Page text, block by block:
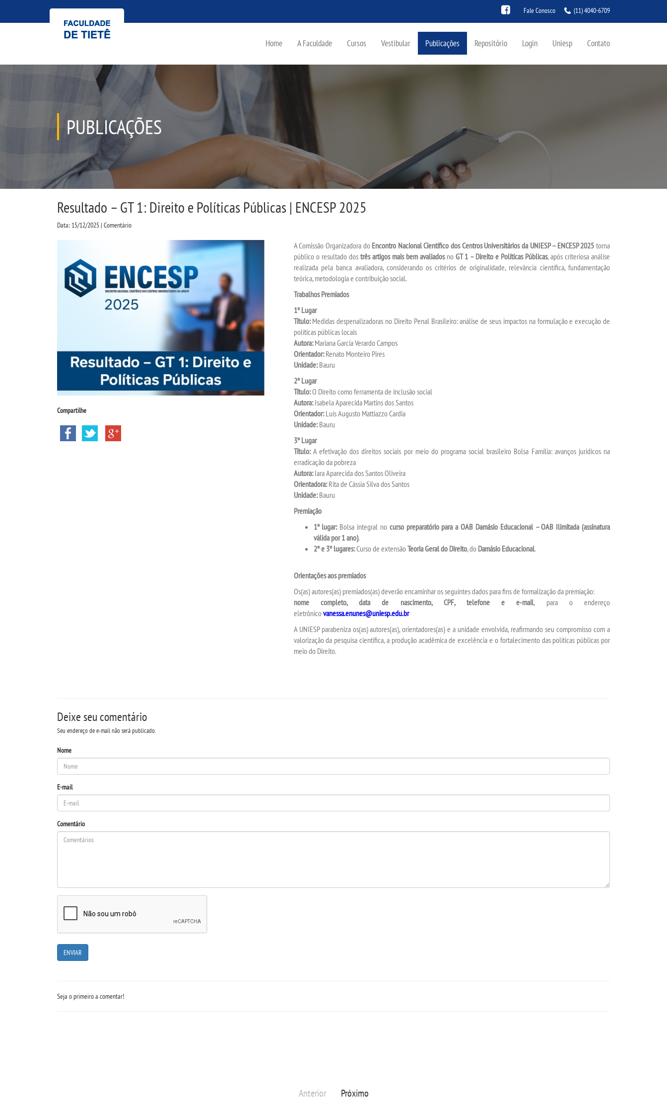
Fale Conosco (11) 4040-6709
Home A Faculdade Cursos Vestibular Publicações Repositório Login Uniesp Contato
PUBLICAÇÕES
Resultado – GT 1: Direito e Políticas Públicas | ENCESP 2025
Data: 15/12/2025 | Comentário
Compartilhe
A Comissão Organizadora do Encontro Nacional Científico dos Centros Universitários da UNIESP – ENCESP 2025 torna
público o resultado dos três artigos mais bem avaliadosno GT 1 – Direito e Políticas Públicas, após criteriosa análise
realizada pela banca avaliadora, considerando os critérios de originalidade, relevância científica, fundamentação
teórica, metodologia e contribuição social.
Trabalhos Premiados
1º Lugar
Título: Medidas despenalizadoras no Direito Penal Brasileiro: análise de seus impactos na formulação e execução de
políticas públicas locais
Autora:Mariana Garcia Verardo Campos
Orientador:Renato Monteiro Pires
Unidade:Bauru
2º Lugar
Título:O Direito como ferramenta de inclusão social
Autora:Isabela Aparecida Martins dos Santos
Orientador:Luís Augusto Mattiazzo Cardia
Unidade:Bauru
3º Lugar
Título: A efetivação dos direitos sociais por meio do programa social brasileiro Bolsa Família: avanços jurídicos na
erradicação da pobreza
Autora:Iara Aparecida dos Santos Oliveira
Orientadora:Rita de Cássia Silva dos Santos
Unidade:Bauru
Premiação
1º lugar:Bolsa integral no curso preparatório para a OAB Damásio Educacional – OAB Ilimitada (assinatura
válida por 1 ano).
2º e 3º lugares:Curso de extensãoTeoria Geral do Direito, do Damásio Educacional.
Orientações aos premiados
Os(as) autores(as) premiados(as) deverão encaminhar os seguintes dados para fins de formalização da premiação:
nome completo, data de nascimento, CPF, telefone e e-mail, para o endereço
eletrônicovanessa.enunes@uniesp.edu.br
A UNIESP parabeniza os(as) autores(as), orientadores(as) e a unidade envolvida, reafirmando seu compromisso com a
valorização da pesquisa científica, a produção acadêmica de excelência e o fortalecimento das políticas públicas por
meio do Direito.
Deixe seu comentário
Seu endereço de e-mail não será publicado.
Nome
E-mail
Comentário
Seja o primeiro a comentar!
Anterior Próximo